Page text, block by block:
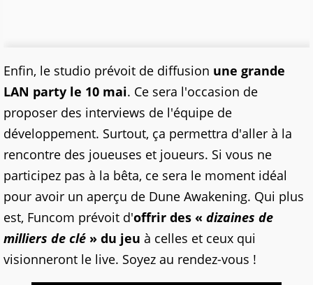
Enfin, le studio prévoit de diffusion une grande
LAN party le 10 mai. Ce sera l'occasion de
proposer des interviews de l'équipe de
développement. Surtout, ça permettra d'aller à la
rencontre des joueuses et joueurs. Si vous ne
participez pas à la bêta, ce sera le moment idéal
pour avoir un aperçu de Dune Awakening. Qui plus
est, Funcom prévoit d'offrir des « dizaines de
milliers de clé » du jeu à celles et ceux qui
visionneront le live. Soyez au rendez-vous !